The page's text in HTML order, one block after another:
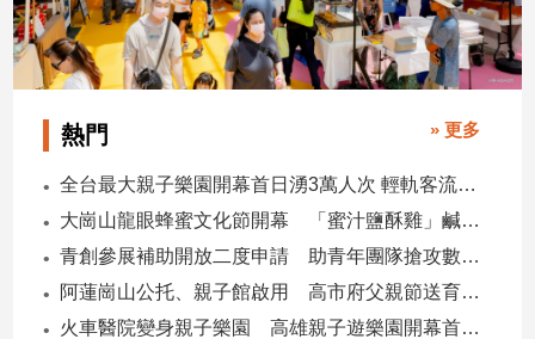
熱門 » 更多
全台最大親子樂園開幕首日湧3萬人次 輕軌客流增20倍
大崗山龍眼蜂蜜文化節開幕 「蜜汁鹽酥雞」鹹甜跨界搶話題
青創參展補助開放二度申請 助青年團隊搶攻數位轉型商機
阿蓮崗山公托、親子館啟用 高市府父親節送育兒暖禮
火車醫院變身親子樂園 高雄親子遊樂園開幕首日爆棚